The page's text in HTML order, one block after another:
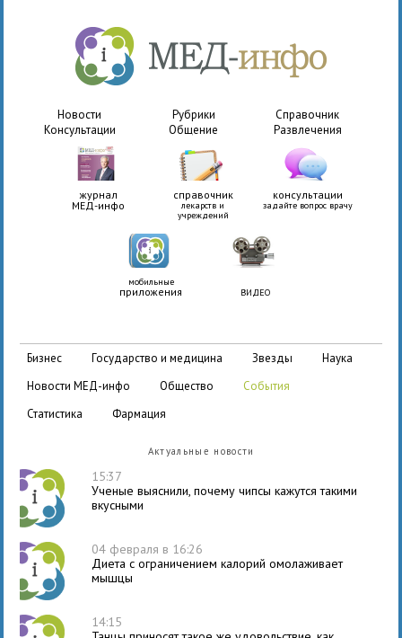
Новости Рубрики
Справочник
Консультации
Общение Развлечения
журнал
МЕД-инфо
справочник
лекарств и
учреждений
консультации
задайте вопрос врачу
мобильные
приложения ВИДЕО
бизнес государство и медицина звезды
наука
новости МЕД-инфо
общество
события
статистика
фармация
Актуальные новости
15:37
Ученые выяснили, почему чипсы кажутся такими
вкусными
04 февраля в 16:26
Диета с ограничением калорий омолаживает
мышцы
14:15